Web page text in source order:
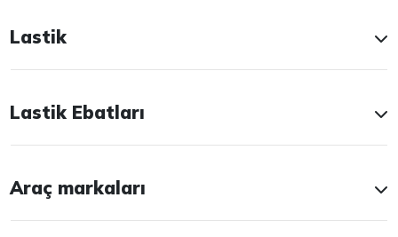
Lastik
Lastik Ebatları
Araç markaları